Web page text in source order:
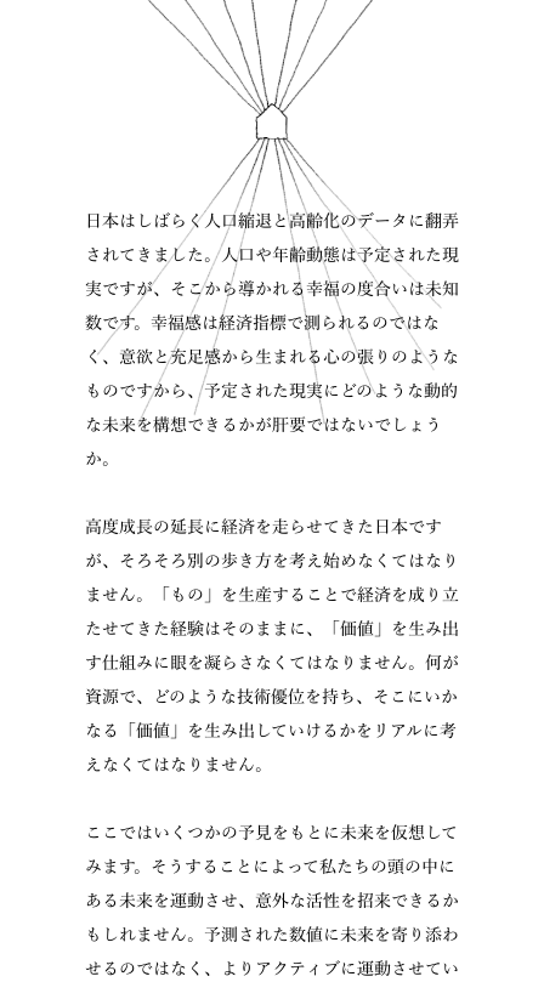
日本はしばらく人口縮退と高齢化のデータに翻弄
されてきました。人口や年齢動態は予定された現
実ですが、そこから導かれる幸福の度合いは未知
数です。幸福感は経済指標で測られるのではな
く、意欲と充足感から生まれる心の張りのような
ものですから、予定された現実にどのような動的
な未来を構想できるかが肝要ではないでしょう
か。
高度成長の延長に経済を走らせてきた日本です
が、そろそろ別の歩き方を考え始めなくてはなり
ません。「もの」を生産することで経済を成り立
たせてきた経験はそのままに、「価値」を生み出
す仕組みに眼を凝らさなくてはなりません。何が
資源で、どのような技術優位を持ち、そこにいか
なる「価値」を生み出していけるかをリアルに考
えなくてはなりません。
ここではいくつかの予見をもとに未来を仮想して
みます。そうすることによって私たちの頭の中に
ある未来を運動させ、意外な活性を招来できるか
もしれません。予測された数値に未来を寄り添わ
せるのではなく、よりアクティブに運動させてい